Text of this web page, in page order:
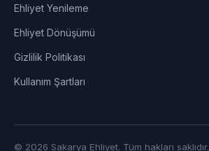
Ehliyet Yenileme
Ehliyet Dönüşümü
Gizlilik Politikası
Kullanım Şartları
© 2026 Sakarya Ehliyet. Tüm hakları saklıdır.